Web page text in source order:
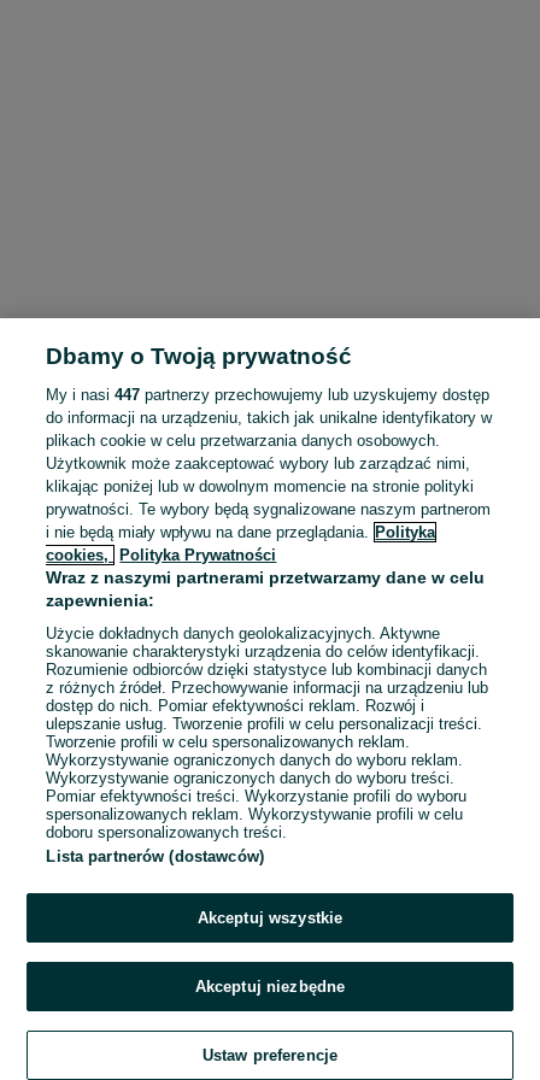
To ogłoszenie nie jest już dostępne
Przejdź na stronę główną
Dbamy o Twoją prywatność
My i nasi447 partnerzy przechowujemy lub uzyskujemy dostęp
do informacji na urządzeniu, takich jak unikalne identyfikatory w
plikach cookie w celu przetwarzania danych osobowych.
Użytkownik może zaakceptować wybory lub zarządzać nimi,
klikając poniżej lub w dowolnym momencie na stronie polityki
prywatności. Te wybory będą sygnalizowane naszym partnerom
i nie będą miały wpływu na dane przeglądania. Polityka
cookies,
Polityka Prywatności
Wraz z naszymi partnerami przetwarzamy dane w celu
zapewnienia:
Użycie dokładnych danych geolokalizacyjnych. Aktywne
skanowanie charakterystyki urządzenia do celów identyfikacji.
Rozumienie odbiorców dzięki statystyce lub kombinacji danych
z różnych źródeł. Przechowywanie informacji na urządzeniu lub
dostęp do nich. Pomiar efektywności reklam. Rozwój i
ulepszanie usług. Tworzenie profili w celu personalizacji treści.
Tworzenie profili w celu spersonalizowanych reklam.
Wykorzystywanie ograniczonych danych do wyboru reklam.
Wykorzystywanie ograniczonych danych do wyboru treści.
Pomiar efektywności treści. Wykorzystanie profili do wyboru
spersonalizowanych reklam. Wykorzystywanie profili w celu
doboru spersonalizowanych treści.
Lista partnerów (dostawców)
Akceptuj wszystkie
Akceptuj niezbędne
Ustaw preferencje